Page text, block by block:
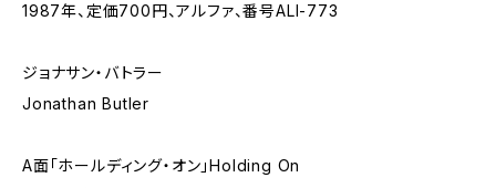
1987年、定価700円、アルファ、番号ALI-773
ジョナサン・バトラー
Jonathan Butler
A面「ホールディング・オン」Holding On